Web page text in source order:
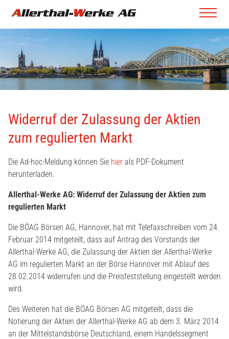
Widerruf der Zulassung der Aktien
zum regulierten Markt
Die Ad-hoc-Meldung können Sie hier als PDF-Dokument
herunterladen.
Allerthal-Werke AG: Widerruf der Zulassung der Aktien zum
regulierten Markt
Die BÖAG Börsen AG, Hannover, hat mit Telefaxschreiben vom 24.
Februar 2014 mitgeteilt, dass auf Antrag des Vorstands der
Allerthal-Werke AG, die Zulassung der Aktien der Allerthal-Werke
AG im regulierten Markt an der Börse Hannover mit Ablauf des
28.02.2014 widerrufen und die Preisfeststellung eingestellt werden
wird.
Des Weiteren hat die BÖAG Börsen AG mitgeteilt, dass die
Notierung der Aktien der Allerthal-Werke AG ab dem 3. März 2014
an der Mittelstandsbörse Deutschland, einem Handelssegment